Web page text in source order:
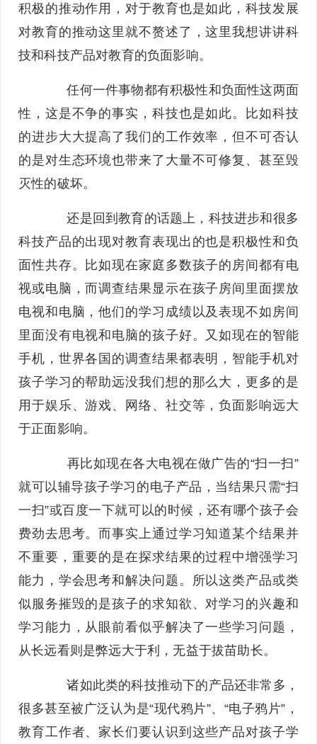
积极的推动作用，对于教育也是如此，科技发展
对教育的推动这里就不赘述了，这里我想讲讲科
技和科技产品对教育的负面影响。
任何一件事物都有积极性和负面性这两面
性，这是不争的事实，科技也是如此。比如科技
的进步大大提高了我们的工作效率，但不可否认
的是对生态环境也带来了大量不可修复、甚至毁
灭性的破坏。
还是回到教育的话题上，科技进步和很多
科技产品的出现对教育表现出的也是积极性和负
面性共存。比如现在家庭多数孩子的房间都有电
视或电脑，而调查结果显示在孩子房间里面摆放
电视和电脑，他们的学习成绩以及表现不如房间
里面没有电视和电脑的孩子好。又如现在的智能
手机，世界各国的调查结果都表明，智能手机对
孩子学习的帮助远没我们想的那么大，更多的是
用于娱乐、游戏、网络、社交等，负面影响远大
于正面影响。
再比如现在各大电视在做广告的“扫一扫”
就可以辅导孩子学习的电子产品，当结果只需“扫
一扫”或百度一下就可以的时候，还有哪个孩子会
费劲去思考。而事实上通过学习知道某个结果并
不重要，重要的是在探求结果的过程中增强学习
能力，学会思考和解决问题。所以这类产品或类
似服务摧毁的是孩子的求知欲、对学习的兴趣和
学习能力，从眼前看似乎解决了一些学习问题，
从长远看则是弊远大于利，无益于拔苗助长。
诸如此类的科技推动下的产品还非常多，
很多甚至被广泛认为是“现代鸦片”、“电子鸦片”，
教育工作者、家长们要认识到这些产品对孩子学